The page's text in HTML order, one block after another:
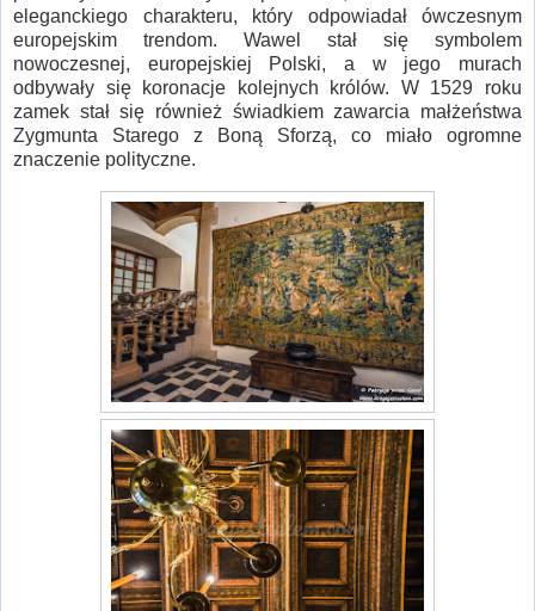
eleganckiego charakteru, który odpowiadał ówczesnym
europejskim trendom. Wawel stał się symbolem
nowoczesnej, europejskiej Polski, a w jego murach
odbywały się koronacje kolejnych królów. W 1529 roku
zamek stał się również świadkiem zawarcia małżeństwa
Zygmunta Starego z Boną Sforzą, co miało ogromne
znaczenie polityczne.